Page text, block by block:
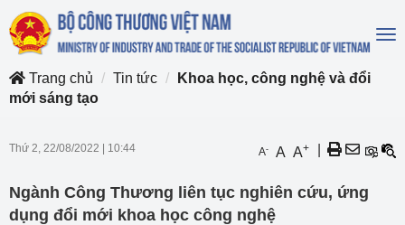
Trang chủ
Tin tức
Khoa học, công nghệ và đổi
mới sáng tạo
Thứ 2, 22/08/2022 10:44 A- A A+
Ngành Công Thương liên tục nghiên cứu, ứng
dụng đổi mới khoa học công nghệ